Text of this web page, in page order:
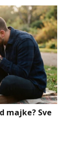
majke? Sve